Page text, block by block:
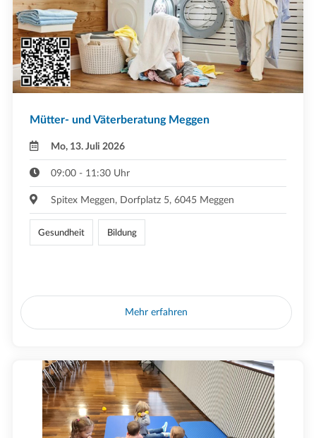
Mütter- und Väterberatung Meggen
Mo, 13. Juli 2026
09:00 - 11:30 Uhr
Spitex Meggen, Dorfplatz 5, 6045 Meggen
Gesundheit Bildung
Mehr erfahren